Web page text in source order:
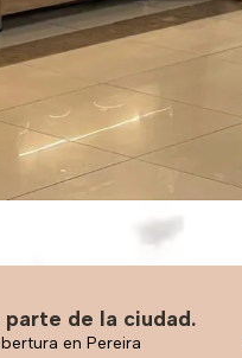
parte de la ciudad.
en Pereira